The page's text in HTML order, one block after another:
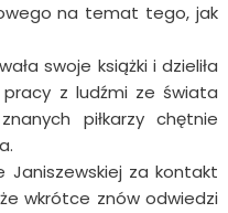
na temat tego, jak
swoje książki i dzieliła
z ludźmi ze świata
piłkarzy chętnie
Janiszewskiej za kontakt
wkrótce znów odwiedzi